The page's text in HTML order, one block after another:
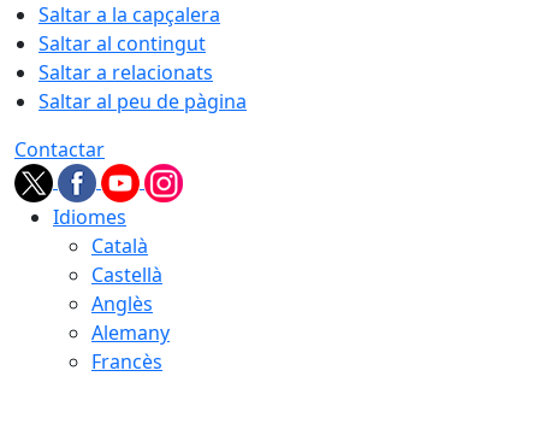
Saltar a la capçalera
Saltar al contingut
Saltar a relacionats
Saltar al peu de pàgina
Contactar
Idiomes
Català
Castellà
Anglès
Alemany
Francès